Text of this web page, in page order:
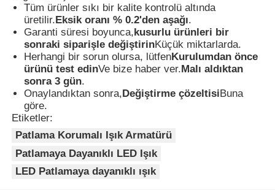
Tüm ürünler sıkı bir kalite kontrolü altında
üretilir.Eksik oranı % 0.2'den aşağı.
Garanti süresi boyunca,kusurlu ürünleri bir
sonraki siparişle değiştirinKüçük miktarlarda.
Herhangi bir sorun olursa, lütfenKurulumdan önce
ürünü test edinVe bize haber ver.Malı aldıktan
sonra 3 gün.
Onaylandıktan sonra,Değiştirme çözeltisiBuna
göre.
Etiketler:
Patlama Korumalı Işık Armatürü
Patlamaya Dayanıklı LED Işık
LED Patlamaya dayanıklı ışık